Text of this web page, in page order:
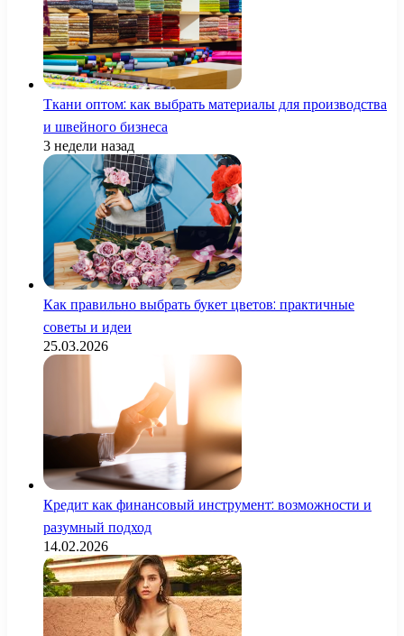
Ткани оптом: как выбрать материалы для производства
и швейного бизнеса
3 недели назад
Как правильно выбрать букет цветов: практичные
советы и идеи
25.03.2026
Кредит как финансовый инструмент: возможности и
разумный подход
14.02.2026